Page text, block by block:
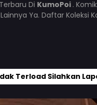
Di KumoPoi . Komik
Ya. Daftar Koleksi
Terload Silahkan